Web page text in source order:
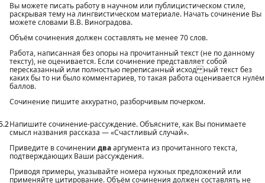
Вы можете писать работу в научном или публицистическом стиле,
раскрывая тему на лингвистическом материале. Начать сочинение Вы
можете словами В.В. Виноградова.
Объём сочинения должен составлять не менее 70 слов.
Работа, написанная без опоры на прочитанный текст (не по данному
тексту), не оценивается. Если сочинение представляет собой
пересказанный или полностью переписанный исход ный текст без
каких бы то ни было комментариев, то такая работа оценивается нулём
баллов.
Сочинение пишите аккуратно, разборчивым почерком.
Напишите сочинение-рассуждение. Объясните, как Вы понимаете
смысл названия рассказа — «Счастливый случай».
Приведите в сочинении двааргумента из прочитанного текста,
подтверждающих Ваши рассуждения.
Приводя примеры, указывайте номера нужных предложений или
применяйте цитирование. Объём сочинения должен составлять не